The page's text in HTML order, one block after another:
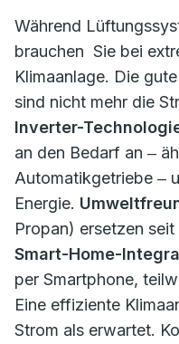
Während
brauchen Sie bei
Klimaanlage. Die
sind nicht mehr die
Inverter-
an den Bedarf an ‒
Automatikgetriebe ‒
Energie.
Propan) ersetzen
Smart-Home-
per Smartphone,
Eine effiziente
Strom als erwartet.